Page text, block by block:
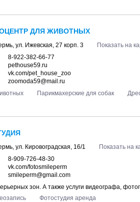
ДЛЯ ЖИВОТНЫХ
, ул. Ижевская, 27 корп. 3
Показать на
8-922-382-66-77
pethouse59.ru
vk.com/pet_house_zoo
zoomoda59@mail.ru
Парикмахерские для собак
, ул. Кировоградская, 16/1
Показать на
8-909-726-48-30
vk.com/fotosmileperm
smileperm@gmail.com
зон. А также услуги видеографа,
Фотостудия аренда